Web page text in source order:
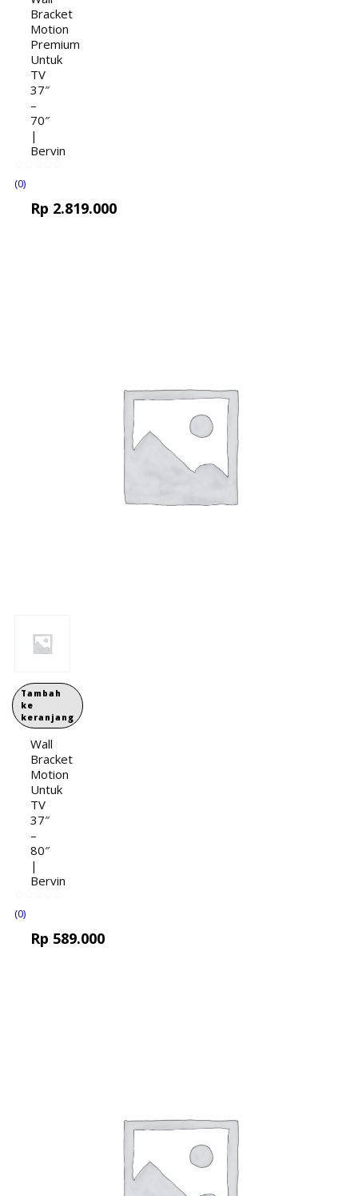
Bracket
Motion
Premium
Untuk
TV
37″
–
70″
|
Bervin
(0)
Rp 2.819.000
Tambah
ke
keranjang
Wall
Bracket
Motion
Untuk
TV
37″
–
80″
|
Bervin
(0)
Rp 589.000